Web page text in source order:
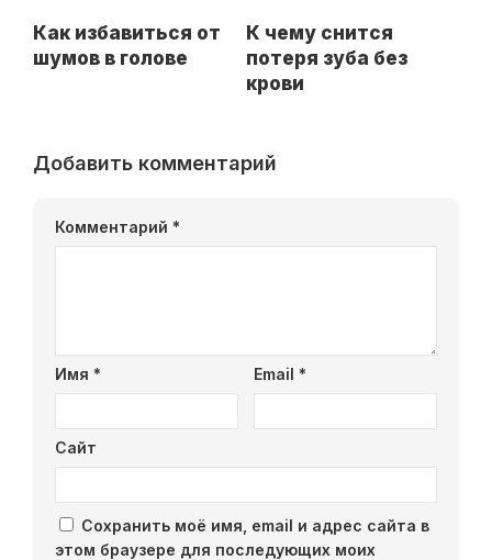
Как избавиться от
шумов в голове
К чему снится
потеря зуба без
крови
Добавить комментарий
Комментарий *
Имя * Email *
Сайт
Сохранить моё имя, email и адрес сайта в
этом браузере для последующих моих